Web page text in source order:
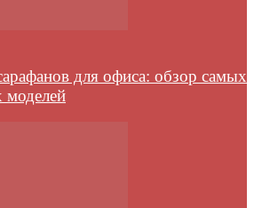
для офиса: обзор самых
моделей